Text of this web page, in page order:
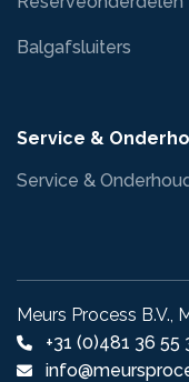
Balgafsluiters
Service &
Service &
Meurs Process B.V.,
+31 (0)481 36 55